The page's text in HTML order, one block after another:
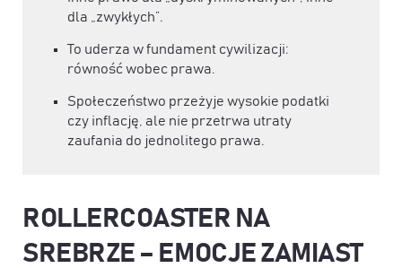
dla „zwykłych”.
To uderza w fundament cywilizacji:
równość wobec prawa.
Społeczeństwo przeżyje wysokie podatki
czy inflację, ale nie przetrwa utraty
zaufania do jednolitego prawa.
ROLLERCOASTER NA
SREBRZE – EMOCJE ZAMIAST